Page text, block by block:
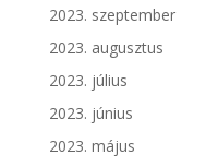
2023. szeptember
2023. augusztus
2023. július
2023. június
2023. május